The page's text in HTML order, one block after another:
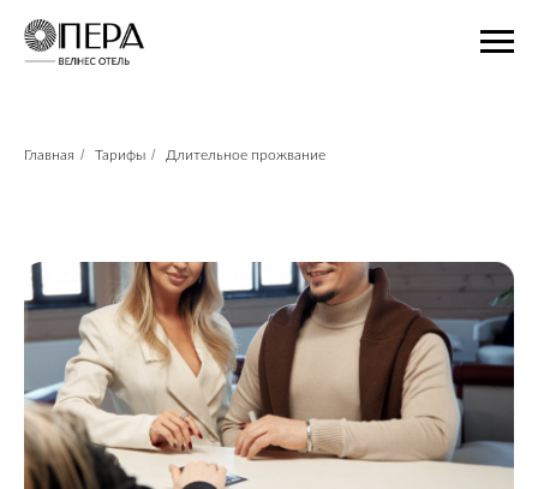
Главная / Тарифы / Длительное прожвание